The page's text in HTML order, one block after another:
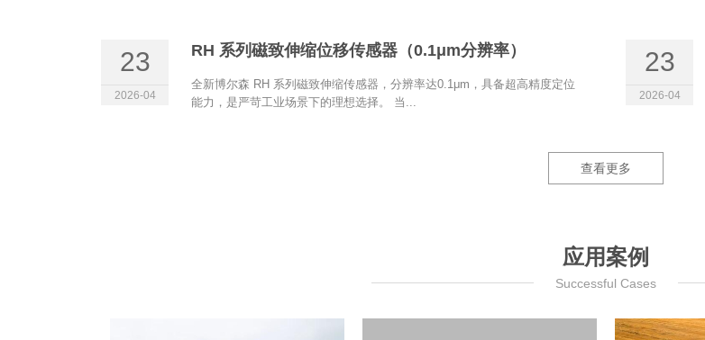
23
2026-04
RH 系列磁致伸缩位移传感器（0.1μm分辨率）
全新博尔森 RH 系列磁致伸缩传感器，分辨率达0.1μm，具备超高精度定位
能力，是严苛工业场景下的理想选择。 当...
23
2026-04
查看更多
应用案例
Successful Cases